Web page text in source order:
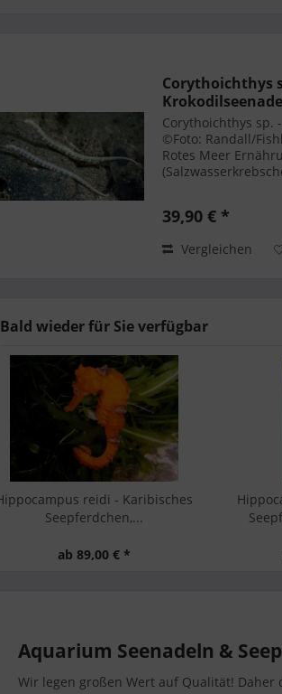
Corythoichthys
Corythoichthys sp.
©Foto: Randall/
Rotes Meer
Karbonathärte: 7,6-
39,90 € *
Vergleichen
Bald wieder für Sie verfügbar
Hippocampus kuda - Kuda-
Seepferdchen, 5 cm E...
ab 69,00 € *
Aquarium Seenadeln &
Wir legen großen Wert auf Qualität!